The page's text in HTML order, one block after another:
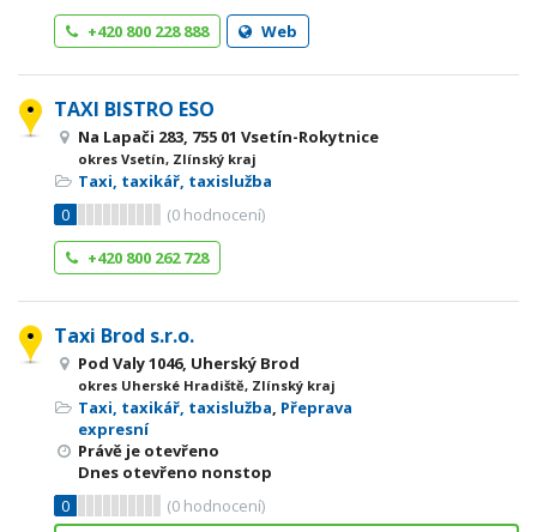
+420 800 228 888
Web
TAXI BISTRO ESO
Na Lapači 283, 755 01 Vsetín-Rokytnice
okres Vsetín, Zlínský kraj
Taxi, taxikář, taxislužba
0
(0 hodnocení)
+420 800 262 728
Taxi Brod s.r.o.
Pod Valy 1046, Uherský Brod
okres Uherské Hradiště, Zlínský kraj
Taxi, taxikář, taxislužba, Přeprava
expresní
Právě je otevřeno
Dnes otevřeno nonstop
0
(0 hodnocení)